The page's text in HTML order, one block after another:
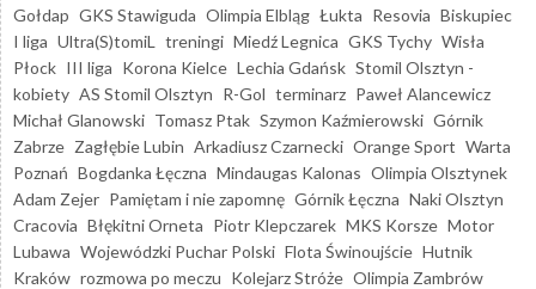
Gołdap GKS Stawiguda Olimpia Elbląg Łukta Resovia Biskupiec
I liga Ultra(S)tomiL treningi Miedź Legnica GKS Tychy Wisła
Płock III liga Korona Kielce Lechia Gdańsk Stomil Olsztyn -
kobiety AS Stomil Olsztyn R-Gol terminarz Paweł Alancewicz
Michał Glanowski Tomasz Ptak Szymon Kaźmierowski Górnik
Zabrze Zagłębie Lubin Arkadiusz Czarnecki Orange Sport Warta
Poznań Bogdanka Łęczna Mindaugas Kalonas Olimpia Olsztynek
Adam Zejer Pamiętam i nie zapomnę Górnik Łęczna Naki Olsztyn
Cracovia Błękitni Orneta Piotr Klepczarek MKS Korsze Motor
Lubawa Wojewódzki Puchar Polski Flota Świnoujście Hutnik
Kraków rozmowa po meczu Kolejarz Stróże Olimpia Zambrów